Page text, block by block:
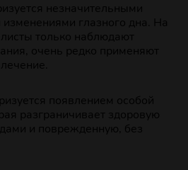
незначительными
глазного дна. На
только наблюдают
очень редко применяют
появлением особой
разграничивает здоровую
и поврежденную, без